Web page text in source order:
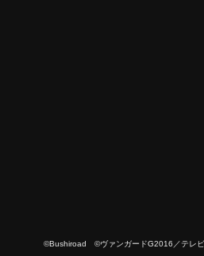
©Bushiroad ©ヴァンガードG2016／テレ